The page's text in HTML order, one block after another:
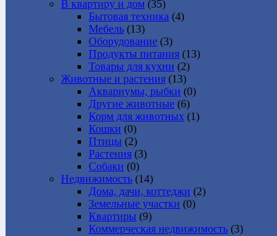
В квартиру и дом (35)
Бытовая техника (4)
Мебель (13)
Оборудование (3)
Продукты питания (13)
Товары для кухни (2)
Животные и растения (13)
Аквариумы, рыбки (0)
Другие животные (6)
Корм для животных (1)
Кошки (0)
Птицы (2)
Растения (3)
Собаки (0)
Недвижимость (14)
Дома, дачи, коттеджи (2)
Земельные участки (0)
Квартиры (9)
Коммерческая недвижимость (3)